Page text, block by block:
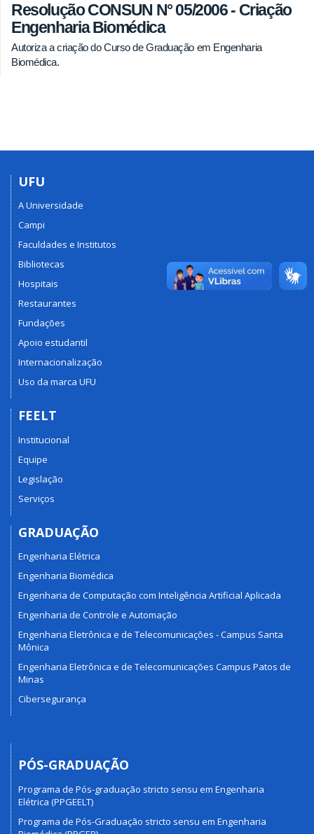
Resolução CONSUN N° 05/2006 - Criação
Engenharia Biomédica
Autoriza a criação do Curso de Graduação em Engenharia
Biomédica.
UFU
A Universidade
Campi
Faculdades e Institutos
Bibliotecas
Hospitais
Restaurantes
Fundações
Apoio estudantil
Internacionalização
Uso da marca UFU
FEELT
Institucional
Equipe
Legislação
Serviços
GRADUAÇÃO
Engenharia Elétrica
Engenharia Biomédica
Engenharia de Computação com Inteligência Artificial Aplicada
Engenharia de Controle e Automação
Engenharia Eletrônica e de Telecomunicações - Campus Santa
Mônica
Engenharia Eletrônica e de Telecomunicações Campus Patos de
Minas
Cibersegurança
PÓS-GRADUAÇÃO
Programa de Pós-graduação stricto sensu em Engenharia
Elétrica (PPGEELT)
Programa de Pós-Graduação stricto sensu em Engenharia